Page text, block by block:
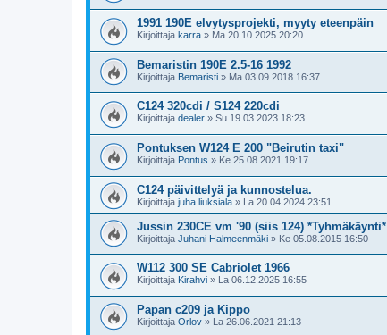
1991 190E elvytysprojekti, myyty eteenpäin
Kirjoittaja karra » Ma 20.10.2025 20:20
Bemaristin 190E 2.5-16 1992
Kirjoittaja Bemaristi » Ma 03.09.2018 16:37
C124 320cdi / S124 220cdi
Kirjoittaja dealer » Su 19.03.2023 18:23
Pontuksen W124 E 200 "Beirutin taxi"
Kirjoittaja Pontus » Ke 25.08.2021 19:17
C124 päivittelyä ja kunnostelua.
Kirjoittaja juha.liuksiala » La 20.04.2024 23:51
Jussin 230CE vm '90 (siis 124) *Tyhmäkäynti*
Kirjoittaja Juhani Halmeenmäki » Ke 05.08.2015 16:50
W112 300 SE Cabriolet 1966
Kirjoittaja Kirahvi » La 06.12.2025 16:55
Papan c209 ja Kippo
Kirjoittaja Orlov » La 26.06.2021 21:13